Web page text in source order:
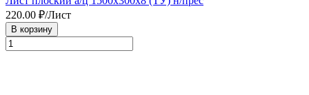
220.00 ₽/Лист
В корзину